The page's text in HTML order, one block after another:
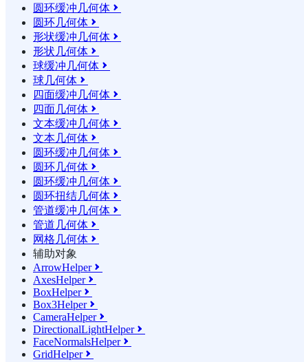
圆环缓冲几何体 
圆环几何体 
形状缓冲几何体 
形状几何体 
球缓冲几何体 
球几何体 
四面缓冲几何体 
四面几何体 
文本缓冲几何体 
文本几何体 
圆环缓冲几何体 
圆环几何体 
圆环缓冲几何体 
圆环扭结几何体 
管道缓冲几何体 
管道几何体 
网格几何体 
辅助对象
ArrowHelper
AxesHelper
BoxHelper
Box3Helper
CameraHelper
DirectionalLightHelper
FaceNormalsHelper
GridHelper